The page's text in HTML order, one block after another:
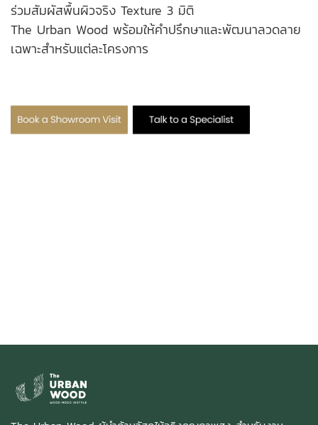
ร่วมสัมผัสพื้นผิวจริง Texture 3 มิติ
The Urban Wood พร้อมให้คำปรึกษาและพัฒนาลวดลาย
เฉพาะสำหรับแต่ละโครงการ